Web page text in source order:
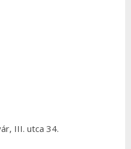
III. utca 34.